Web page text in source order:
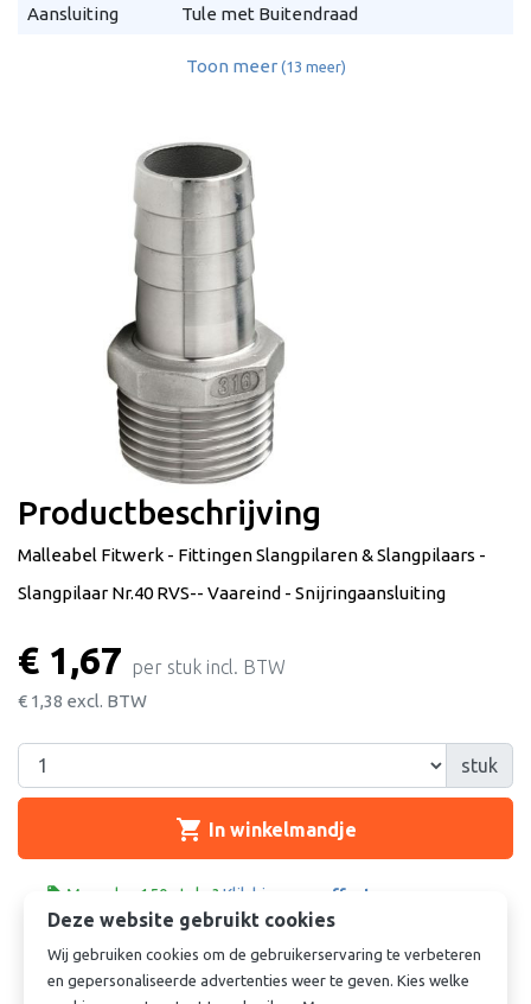
Aansluiting
Tule met Buitendraad
Toon meer (13 meer)
Productbeschrijving
Malleabel Fitwerk - Fittingen Slangpilaren & Slangpilaars -
Slangpilaar Nr.40 RVS-- Vaareind - Snijringaansluiting
€ 1,67 per stuk incl. BTW
€ 1,38 excl. BTW
stuk
shopping_cart In winkelmandje
 Meer dan 150 stuks? Klik hier voor offerte
Vergelijkbare producten
Deze website gebruikt cookies
Wij gebruiken cookies om de gebruikerservaring te verbeteren
en gepersonaliseerde advertenties weer te geven. Kies welke